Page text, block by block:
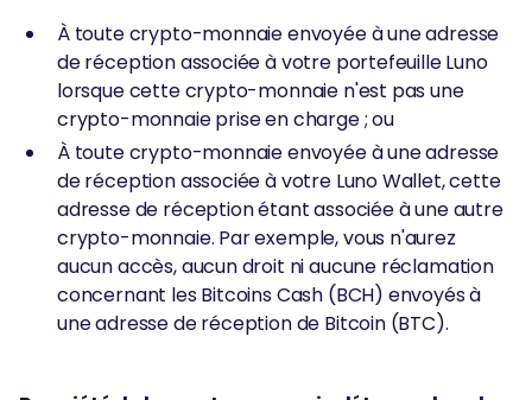
À toute crypto-monnaie envoyée à une adresse
de réception associée à votre portefeuille Luno
lorsque cette crypto-monnaie n'est pas une
crypto-monnaie prise en charge ; ou
À toute crypto-monnaie envoyée à une adresse
de réception associée à votre Luno Wallet, cette
adresse de réception étant associée à une autre
crypto-monnaie. Par exemple, vous n'aurez
aucun accès, aucun droit ni aucune réclamation
concernant les Bitcoins Cash (BCH) envoyés à
une adresse de réception de Bitcoin (BTC).